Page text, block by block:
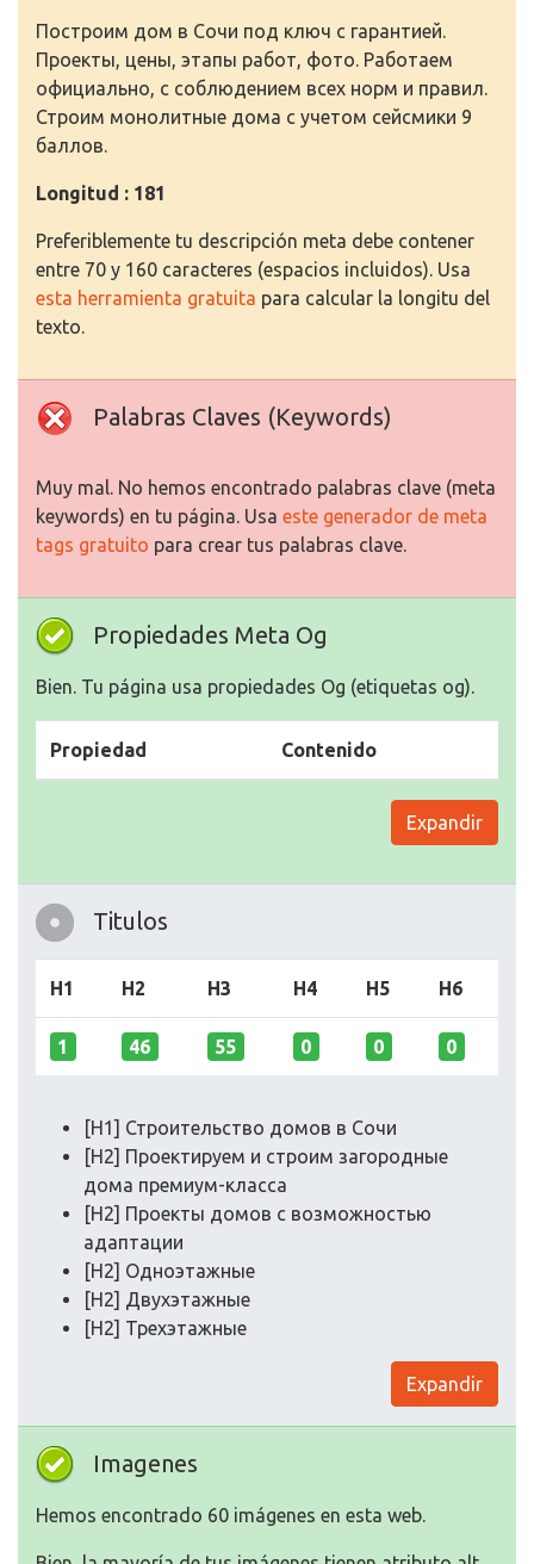
Построим дом в Сочи под ключ с гарантией.
Проекты, цены, этапы работ, фото. Работаем
официально, с соблюдением всех норм и правил.
Строим монолитные дома с учетом сейсмики 9
баллов.
Longitud : 181
Preferiblemente tu descripción meta debe contener
entre 70 y 160 caracteres (espacios incluidos). Usa
esta herramienta gratuita para calcular la longitu del
texto.
Palabras Claves (Keywords)
Muy mal. No hemos encontrado palabras clave (meta
keywords) en tu página. Usa este generador de meta
tags gratuito para crear tus palabras clave.
Propiedades Meta Og
Bien. Tu página usa propiedades Og (etiquetas og).
Propiedad Contenido
Expandir
Titulos
H1 H2 H3 H4 H5 H6
1 46 55 0 0 0
[H1] Строительство домов в Сочи
[H2] Проектируем и строим загородные
дома премиум-класса
[H2] Проекты домов с возможностью
адаптации
[H2] Одноэтажные
[H2] Двухэтажные
[H2] Трехэтажные
Expandir
Imagenes
Hemos encontrado 60 imágenes en esta web.